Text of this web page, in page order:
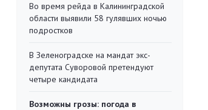
Во время рейда в Калининградской
области выявили 58 гулявших ночью
подростков
В Зеленоградске на мандат экс-
депутата Суворовой претендуют
четыре кандидата
Возможны грозы: погода в